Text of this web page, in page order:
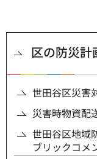
区の防災計
世田谷区災害
災害時物資配
世田谷区地域
ブリックコメ